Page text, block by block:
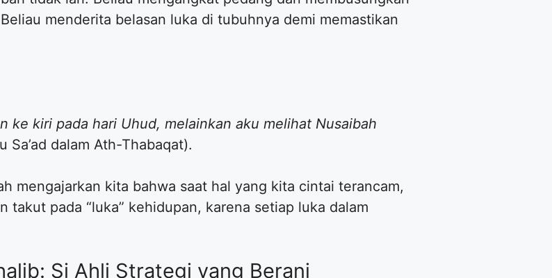
menderita belasan luka di tubuhnya demi memastikan
ke kiri pada hari Uhud, melainkan aku melihat Nusaibah
Sa’ad dalam Ath-Thabaqat).
mengajarkan kita bahwa saat hal yang kita cintai terancam,
takut pada “luka” kehidupan, karena setiap luka dalam
Si Ahli Strategi yang Berani